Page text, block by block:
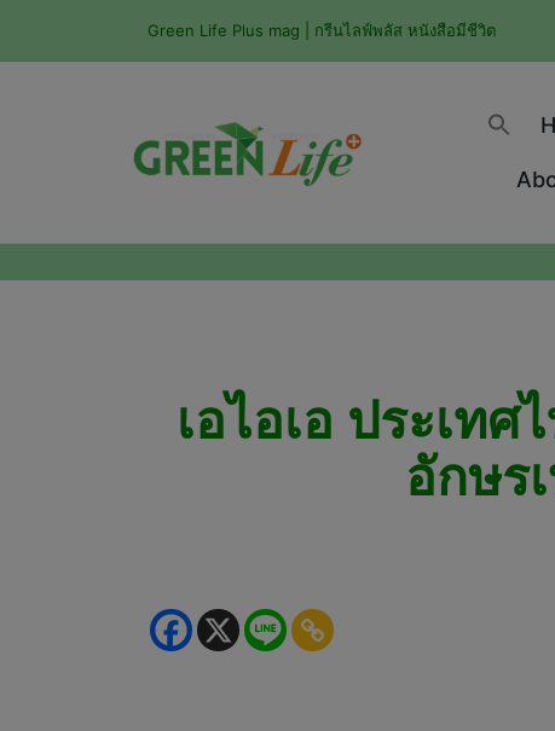
Green Life Plus mag | กรีนไลฟ์พลัส หนังสือมีชีวิต
เอไอเอ ประเท
อักษร